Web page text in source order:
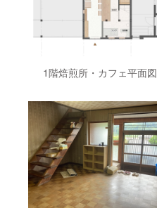
1階焙煎所・カフェ平面図